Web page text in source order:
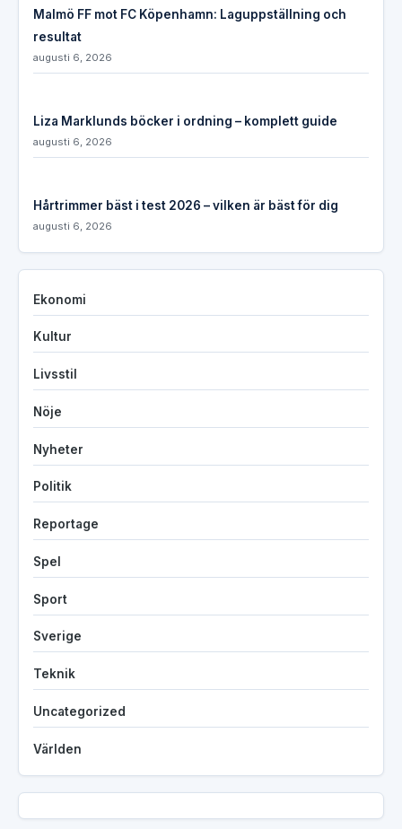
Malmö FF mot FC Köpenhamn: Laguppställning och
resultat
augusti 6, 2026
Liza Marklunds böcker i ordning – komplett guide
augusti 6, 2026
Hårtrimmer bäst i test 2026 – vilken är bäst för dig
augusti 6, 2026
Ekonomi
Kultur
Livsstil
Nöje
Nyheter
Politik
Reportage
Spel
Sport
Sverige
Teknik
Uncategorized
Världen